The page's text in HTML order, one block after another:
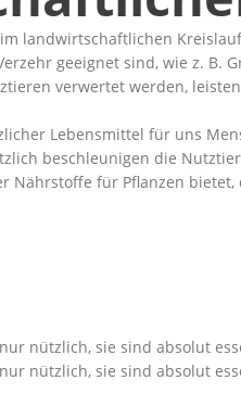
landwirtschaftlichen
geeignet sind, wie z. B.
verwertet werden,
Lebensmittel für uns
beschleunigen die
Nährstoffe für Pflanzen
nützlich, sie sind absolut
nützlich, sie sind absolut